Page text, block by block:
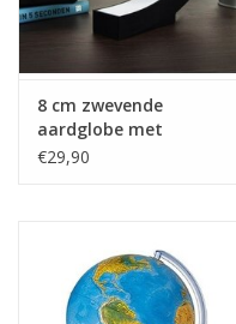
8 cm zwevende
aardglobe met
ledverlichting
€29,90